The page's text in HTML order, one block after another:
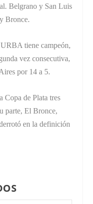
Belgrano y San Luis
Bronce.
tiene campeón,
vez consecutiva,
por 14 a 5.
Copa de Plata tres
parte, El Bronce,
en la definición